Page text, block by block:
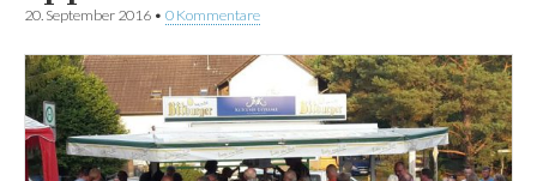
20. September 2016 • 0 Kommentare